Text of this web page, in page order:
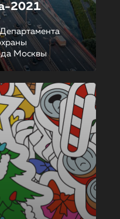
2021
Москвы